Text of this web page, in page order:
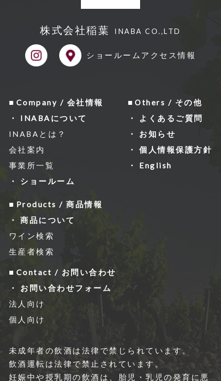
株式会社稲葉 INABA CO.,LTD
ショールーム アクセス情報
未成年者の飲酒は法律で禁じられています。
飲酒運転は法律で禁⽌されています。
妊娠中や授乳期の飲酒は、胎児・乳児の発育に悪
Company / 会社情報
INABAについて
INABAとは？
会社案内
事業所一覧
ショールーム
Products / 商品情報
商品について
ワイン検索
生産者検索
Others / その他
よくあるご質問
お知らせ
個人情報保護方針
English
Contact / お問い合わせ
お問い合わせフォーム
法人向け
個人向け